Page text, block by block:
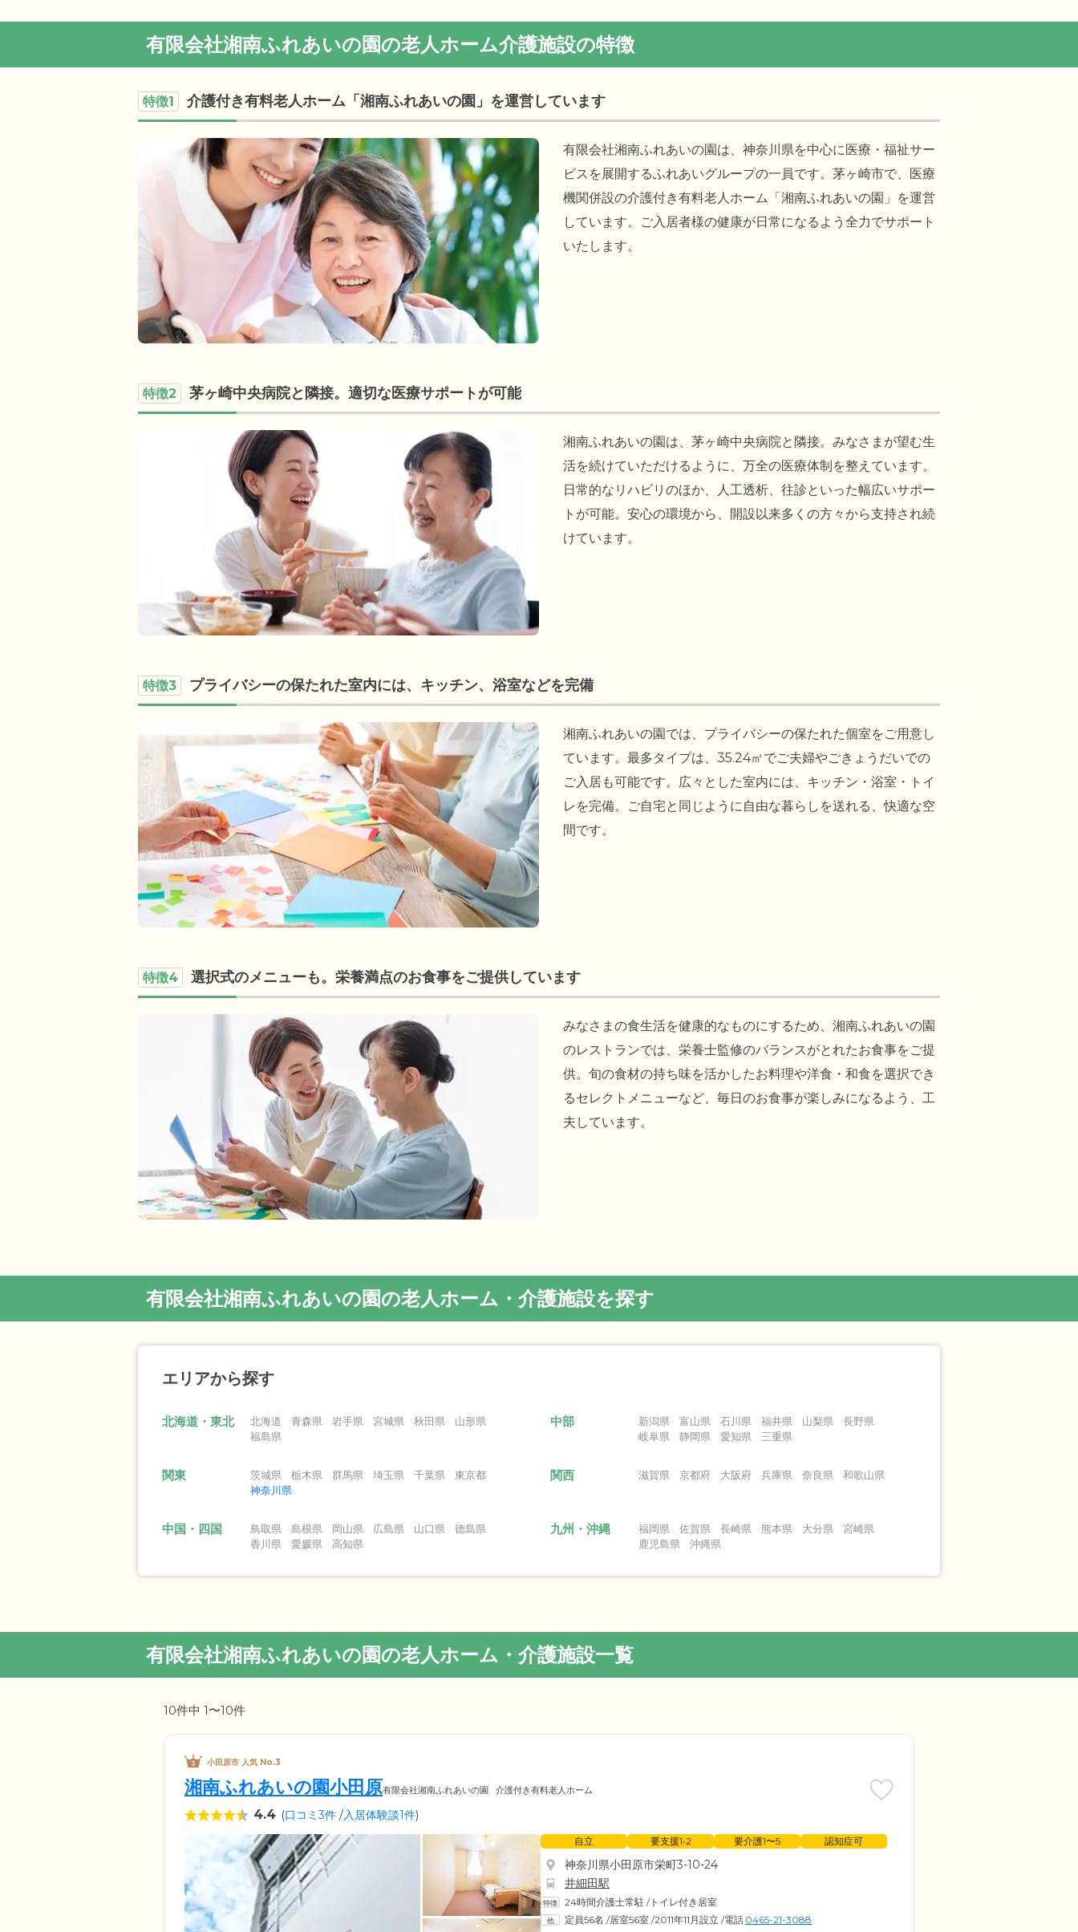
有限会社湘南ふれあいの園の老人ホーム介護施設の特徴
特徴1 介護付き有料老人ホーム「湘南ふれあいの園」を運営しています
有限会社湘南ふれあいの園は、神奈川県を中心に医療・福祉サー
ビスを展開するふれあいグループの一員です。茅ヶ崎市で、医療
機関併設の介護付き有料老人ホーム「湘南ふれあいの園」を運営
しています。ご入居者様の健康が日常になるよう全力でサポート
いたします。
特徴2 茅ヶ崎中央病院と隣接。適切な医療サポートが可能
湘南ふれあいの園は、茅ヶ崎中央病院と隣接。みなさまが望む生
活を続けていただけるように、万全の医療体制を整えています。
日常的なリハビリのほか、人工透析、往診といった幅広いサポー
トが可能。安心の環境から、開設以来多くの方々から支持され続
けています。
特徴3 プライバシーの保たれた室内には、キッチン、浴室などを完備
湘南ふれあいの園では、プライバシーの保たれた個室をご用意し
ています。最多タイプは、35.24㎡でご夫婦やごきょうだいでの
ご入居も可能です。広々とした室内には、キッチン・浴室・トイ
レを完備。ご自宅と同じように自由な暮らしを送れる、快適な空
間です。
特徴4 選択式のメニューも。栄養満点のお食事をご提供しています
みなさまの食生活を健康的なものにするため、湘南ふれあいの園
のレストランでは、栄養士監修のバランスがとれたお食事をご提
供。旬の食材の持ち味を活かしたお料理や洋食・和食を選択でき
るセレクトメニューなど、毎日のお食事が楽しみになるよう、工
夫しています。
有限会社湘南ふれあいの園の老人ホーム・介護施設を探す
エリアから探す
北海道・東北 北海道 青森県 岩手県 宮城県 秋田県
山形県
福島県
中部 新潟県 富山県 石川県 福井県 山梨県
長野県
岐阜県
静岡県 愛知県 三重県
関東 茨城県 栃木県 群馬県 埼玉県 千葉県
東京都
神奈川県
関西 滋賀県 京都府 大阪府 兵庫県 奈良県 和歌山県
中国・四国 鳥取県 島根県 岡山県 広島県 山口県
徳島県
香川県
愛媛県 高知県
九州・沖縄 福岡県 佐賀県 長崎県 熊本県 大分県
宮崎県
鹿児島県
沖縄県
有限会社湘南ふれあいの園の老人ホーム・介護施設一覧
10件中 1〜10件
小田原市 人気 No.3
湘南ふれあいの園小田原有限会社湘南ふれあいの園 介護付き有料老人ホーム
4.4 (口コミ3件 /入居体験談1件)
自立 要支援1•2 要介護1〜5 認知症可
神奈川県小田原市栄町3-10-24
井細田駅
24時間介護士常駐 /トイレ付き居室
定員56名 /居室56室 /2011年11月設立 /電話 0465-21-3088